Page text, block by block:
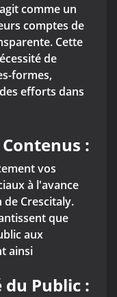
comme un
comptes de
Cette
de
formes,
efforts dans
:
vos
à l'avance
Crescitaly.
que
aux
ainsi
du Public :